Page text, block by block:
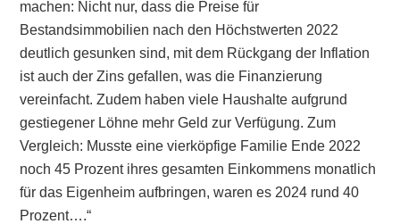
machen: Nicht nur, dass die Preise für
Bestandsimmobilien nach den Höchstwerten 2022
deutlich gesunken sind, mit dem Rückgang der Inflation
ist auch der Zins gefallen, was die Finanzierung
vereinfacht. Zudem haben viele Haushalte aufgrund
gestiegener Löhne mehr Geld zur Verfügung. Zum
Vergleich: Musste eine vierköpfige Familie Ende 2022
noch 45 Prozent ihres gesamten Einkommens monatlich
für das Eigenheim aufbringen, waren es 2024 rund 40
Prozent….“